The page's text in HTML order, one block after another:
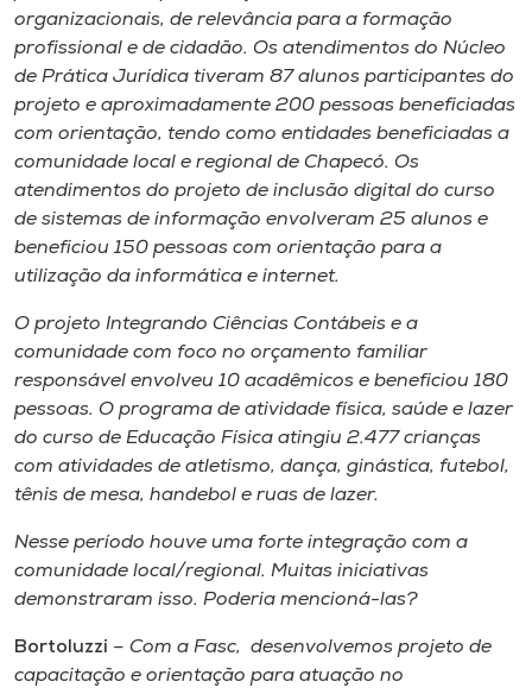
organizacionais, de relevância para a formação
profissional e de cidadão. Os atendimentos do Núcleo
de Prática Jurídica tiveram 87 alunos participantes do
projeto e aproximadamente 200 pessoas beneficiadas
com orientação, tendo como entidades beneficiadas a
comunidade local e regional de Chapecó. Os
atendimentos do projeto de inclusão digital do curso
de sistemas de informação envolveram 25 alunos e
beneficiou 150 pessoas com orientação para a
utilização da informática e internet.
O projeto Integrando Ciências Contábeis e a
comunidade com foco no orçamento familiar
responsável envolveu 10 acadêmicos e beneficiou 180
pessoas. O programa de atividade física, saúde e lazer
do curso de Educação Física atingiu 2.477 crianças
com atividades de atletismo, dança, ginástica, futebol,
tênis de mesa, handebol e ruas de lazer.
Nesse período houve uma forte integração com a
comunidade local/regional. Muitas iniciativas
demonstraram isso. Poderia mencioná-las?
Bortoluzzi – Com a Fasc, desenvolvemos projeto de
capacitação e orientação para atuação no